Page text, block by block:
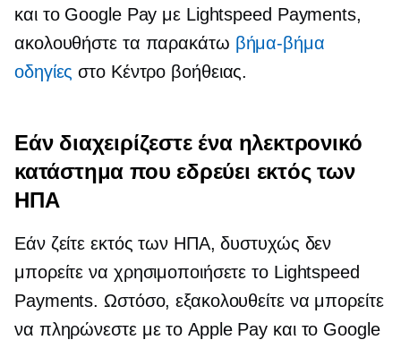
και το Google Pay με Lightspeed Payments,
ακολουθήστε τα παρακάτω βήμα-βήμα
οδηγίες στο Κέντρο βοήθειας.
Εάν διαχειρίζεστε ένα ηλεκτρονικό
κατάστημα που εδρεύει εκτός των
ΗΠΑ
Εάν ζείτε εκτός των ΗΠΑ, δυστυχώς δεν
μπορείτε να χρησιμοποιήσετε το Lightspeed
Payments. Ωστόσο, εξακολουθείτε να μπορείτε
να πληρώνεστε με το Apple Pay και το Google